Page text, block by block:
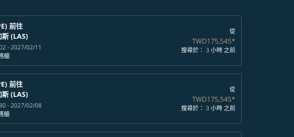
前往
斯 (LAS)
- 2027/02/11
艙
從
TWD175,545*
搜尋於： 3 小時 之前
前往
斯 (LAS)
- 2027/02/08
艙
從
TWD175,545*
搜尋於： 3 小時 之前